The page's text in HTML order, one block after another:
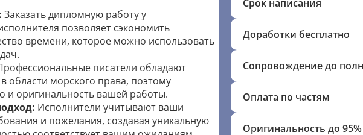
Заказать дипломную работу у
позволяет сэкономить
времени, которое можно использовать
писатели обладают
области морского права, поэтому
и оригинальность вашей работы.
Исполнители учитывают ваши
и пожелания, создавая уникальную
Срок написания
Доработки бесплатно
Сопровождение до
Оплата по частям
Оригинальность до 95%